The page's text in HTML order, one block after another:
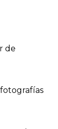
de